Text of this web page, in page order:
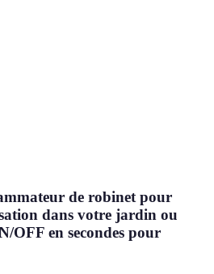
de robinet pour
dans votre jardin ou
OFF en secondes pour